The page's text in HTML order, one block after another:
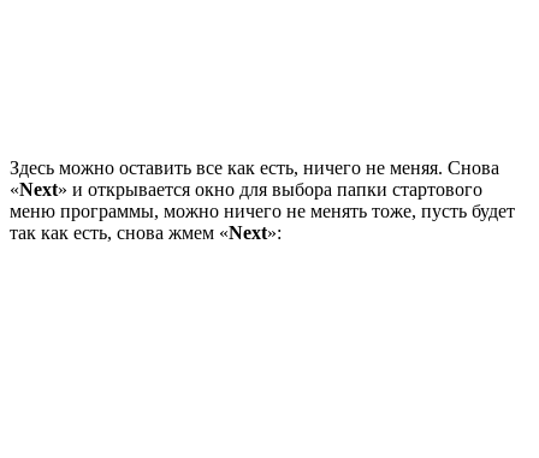
Здесь можно оставить все как есть, ничего не меняя. Снова
«Next» и открывается окно для выбора папки стартового
меню программы, можно ничего не менять тоже, пусть будет
так как есть, снова жмем «Next»: